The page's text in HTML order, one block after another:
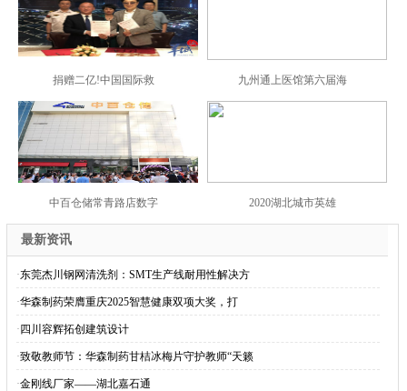
捐赠二亿!中国国际救 九州通上医馆第六届海
中百仓储常青路店数字 2020湖北城市英雄
最新资讯
·东莞杰川钢网清洗剂：SMT生产线耐用性解决方
·华森制药荣膺重庆2025智慧健康双项大奖，打
· 四川容辉拓创建筑设计
·致敬教师节：华森制药甘桔冰梅片守护教师“天籁
·金刚线厂家——湖北嘉石通